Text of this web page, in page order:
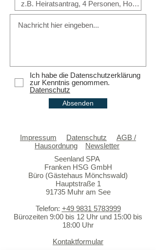
Ich habe die Datenschutzerklärung
zur Kenntnis genommen.
Datenschutz
Absenden
Impressum Datenschutz
AGB /
Hausordnung
Newsletter
Seenland SPA
Franken HSG GmbH
Büro (Gästehaus Mönchswald)
Hauptstraße 1
91735 Muhr am See
Telefon: +49 9831 5783999
Bürozeiten 9:00 bis 12 Uhr und 15:00 bis
18:00 Uhr
Kontaktformular